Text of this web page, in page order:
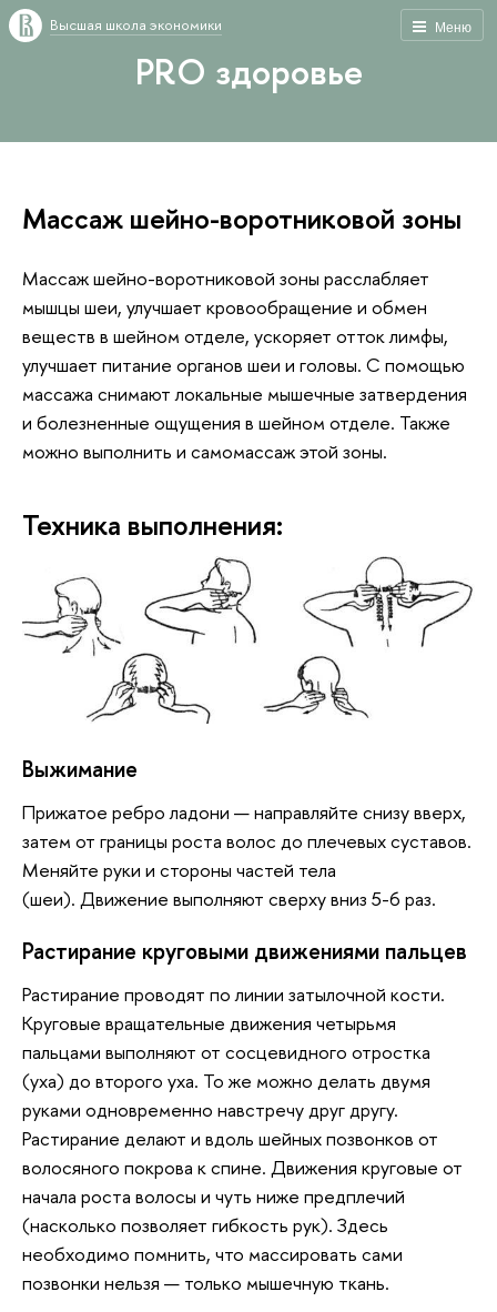
Меню
Высшая школа экономики
PRO здоровье
Массаж шейно-воротниковой зоны
Массаж шейно-воротниковой зоны расслабляет
мышцы шеи, улучшает кровообращение и обмен
веществ в шейном отделе, ускоряет отток лимфы,
улучшает питание органов шеи и головы. С помощью
массажа снимают локальные мышечные затвердения
и болезненные ощущения в шейном отделе. Также
можно выполнить и самомассаж этой зоны.
Техника выполнения:
Выжимание
Прижатое ребро ладони — направляйте снизу вверх,
затем от границы роста волос до плечевых суставов.
Меняйте руки и стороны частей тела
(шеи). Движение выполняют сверху вниз 5-6 раз.
Растирание круговыми движениями пальцев
Растирание проводят по линии затылочной кости.
Круговые вращательные движения четырьмя
пальцами выполняют от сосцевидного отростка
(уха) до второго уха. То же можно делать двумя
руками одновременно навстречу друг другу.
Растирание делают и вдоль шейных позвонков от
волосяного покрова к спине. Движения круговые от
начала роста волосы и чуть ниже предплечий
(насколько позволяет гибкость рук). Здесь
необходимо помнить, что массировать сами
позвонки нельзя — только мышечную ткань.